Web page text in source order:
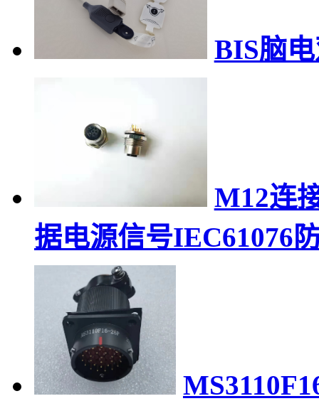
BIS脑
M12连
据电源信号IEC61076